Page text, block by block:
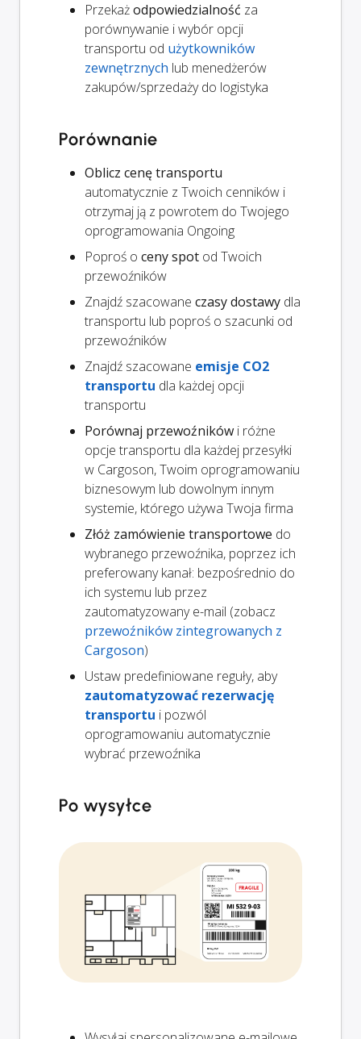
Przekażodpowiedzialność za
porównywanie i wybór opcji
transportu od użytkowników
zewnętrznych lub menedżerów
zakupów/sprzedaży do logistyka
Porównanie
Oblicz cenę transportu
automatycznie z Twoich cenników i
otrzymaj ją z powrotem do Twojego
oprogramowania Ongoing
Poproś o ceny spot od Twoich
przewoźników
Znajdź szacowane czasy dostawy dla
transportu lub poproś o szacunki od
przewoźników
Znajdź szacowane emisje CO2
transportu dla każdej opcji
transportu
Porównaj przewoźników i różne
opcje transportu dla każdej przesyłki
w Cargoson, Twoim oprogramowaniu
biznesowym lub dowolnym innym
systemie, którego używa Twoja firma
Złóż zamówienie transportowe do
wybranego przewoźnika, poprzez ich
preferowany kanał: bezpośrednio do
ich systemu lub przez
zautomatyzowany e-mail (zobacz
przewoźników zintegrowanych z
Cargoson)
Ustaw predefiniowane reguły, aby
zautomatyzować rezerwację
transportu i pozwól
oprogramowaniu automatycznie
wybrać przewoźnika
Po wysyłce